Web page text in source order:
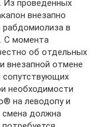
Из проведенных
внезапно
рабдомиолиза в
С момента
об отдельных
внезапной отмене
сопутствующих
необходимости
на леводопу и
смена должна